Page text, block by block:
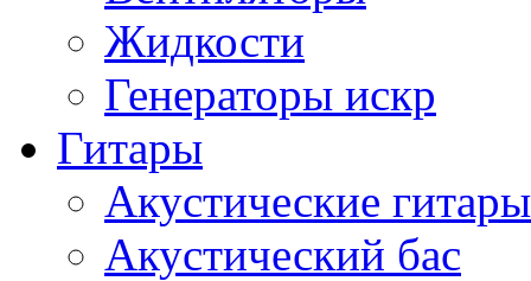
Жидкости
Генераторы искр
Гитары
Акустические гитары
Акустический бас